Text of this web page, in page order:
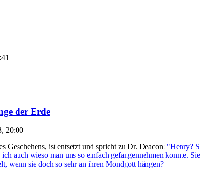
der Erde
20:00
Geschehens, ist entsetzt und spricht zu Dr. Deacon: "Henry?
ich auch wieso man uns so einfach gefangennehmen
wenn sie doch so sehr an ihren Mondgott hängen?